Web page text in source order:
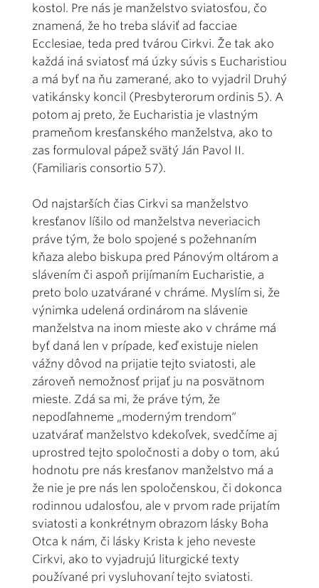
kostol. Pre nás je manželstvo sviatosťou, čo
znamená, že ho treba sláviť ad facciae
Ecclesiae, teda pred tvárou Cirkvi. Že tak ako
každá iná sviatosť má úzky súvis s Eucharistiou
a má byť na ňu zamerané, ako to vyjadril Druhý
vatikánsky koncil (Presbyterorum ordinis 5). A
potom aj preto, že Eucharistia je vlastným
prameňom kresťanského manželstva, ako to
zas formuloval pápež svätý Ján Pavol II.
(Familiaris consortio 57).
Od najstarších čias Cirkvi sa manželstvo
kresťanov líšilo od manželstva neveriacich
práve tým, že bolo spojené s požehnaním
kňaza alebo biskupa pred Pánovým oltárom a
slávením či aspoň prijímaním Eucharistie, a
preto bolo uzatvárané v chráme. Myslím si, že
výnimka udelená ordinárom na slávenie
manželstva na inom mieste ako v chráme má
byť daná len v prípade, keď existuje nielen
vážny dôvod na prijatie tejto sviatosti, ale
zároveň nemožnosť prijať ju na posvätnom
mieste. Zdá sa mi, že práve tým, že
nepodľahneme „moderným trendom“
uzatvárať manželstvo kdekoľvek, svedčíme aj
uprostred tejto spoločnosti a doby o tom, akú
hodnotu pre nás kresťanov manželstvo má a
že nie je pre nás len spoločenskou, či dokonca
rodinnou udalosťou, ale v prvom rade prijatím
sviatosti a konkrétnym obrazom lásky Boha
Otca k nám, či lásky Krista k jeho neveste
Cirkvi, ako to vyjadrujú liturgické texty
používané pri vysluhovaní tejto sviatosti.